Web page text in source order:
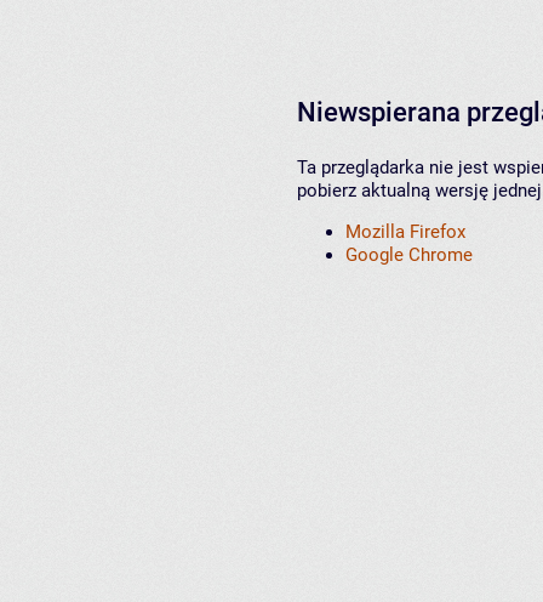
Niewspierana
Ta przeglądarka nie jest
pobierz aktualną wersję
Mozilla Firefox
Google Chrome